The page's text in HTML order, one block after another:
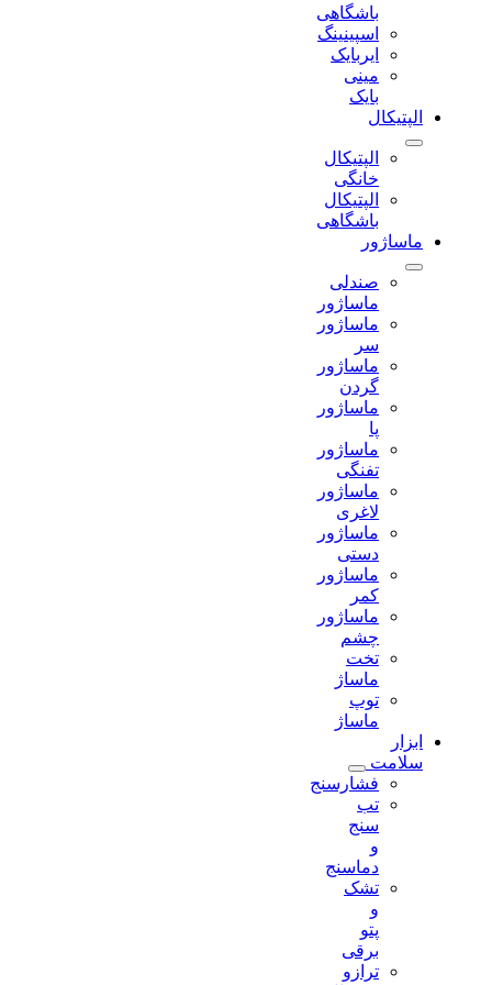
باشگاهی
اسپینینگ
ایربایک
مینی
الپتیکال
الپتیکال
خانگی
الپتیکال
باشگاهی
ماساژور
صندلی
ماساژور
ماساژور
ماساژور
ماساژور
ماساژور
تفنگی
ماساژور
لاغری
ماساژور
دستی
ماساژور
ماساژور
تخت
ماساژ
توپ
ماساژ
ابزار
سلامت
فشارسنج
دماسنج
تشک
ترازو